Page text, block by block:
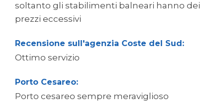
soltanto gli stabilimenti balneari hanno dei
prezzi eccessivi
Recensione sull'agenzia Coste del Sud:
Ottimo servizio
Porto Cesareo:
Porto cesareo sempre meraviglioso